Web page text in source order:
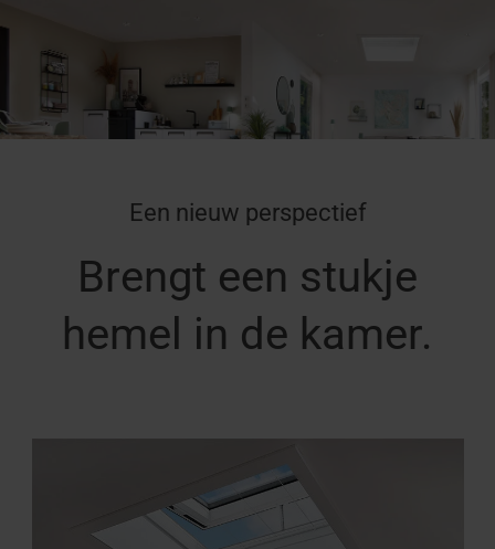
Een nieuw perspectief
Brengt een stukje
hemel in de kamer.